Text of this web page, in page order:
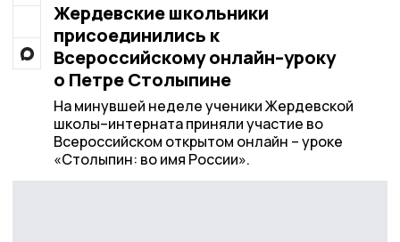
Жердевские школьники
присоединились к
Всероссийскому онлайн–уроку
о Петре Столыпине
На минувшей неделе ученики Жердевской
школы–интерната приняли участие во
Всероссийском открытом онлайн – уроке
«Столыпин: во имя России».